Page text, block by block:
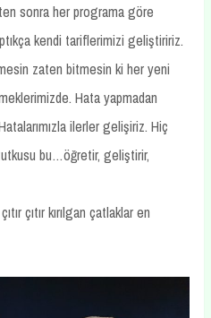
sonra her programa göre
kendi tariflerimizi geliştiririz.
zaten bitmesin ki her yeni
Hata yapmadan
ilerler gelişiriz. Hiç
bu…öğretir, geliştirir,
çıtır kırılgan çatlaklar en